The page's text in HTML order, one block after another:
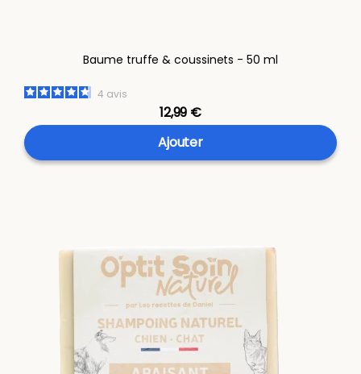
Baume truffe & coussinets - 50 ml
4 avis
12,99 €
Ajouter